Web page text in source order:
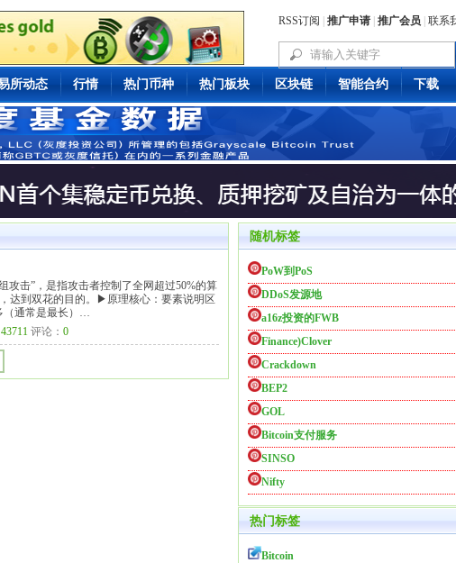
RSS订阅 推广申请 推广会员 联系
所动态 行情 热门币种 热门板块 区块链 智能合约 下载
攻击”，是指攻击者控制了全网超过50%的算
达到双花的目的。▶原理核心：要素说明区
（通常是最长）…
43711 评论： 0
随机标签
PoW到PoS
DDoS发源地
a16z投资的FWB
Finance)Clover
Crackdown
BEP2
GOL
Bitcoin支付服务
SINSO
Nifty
热门标签
Bitcoin